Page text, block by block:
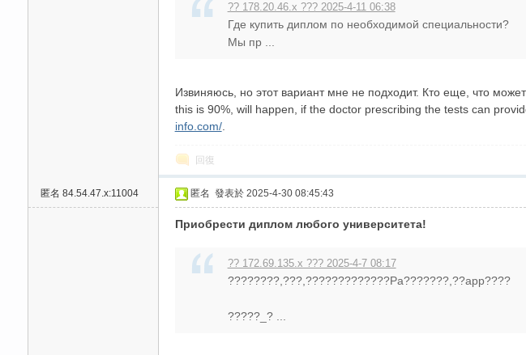
?? 178.20.46.x ??? 2025-4-11 06:38
Где купить диплом по необходимой специальности?
Мы пр ...
Извиняюсь, но этот вариант мне не подходит. Кто еще, что может
this is 90%, will happen, if the doctor prescribing the tests can
info.com/.
回復
匿名 84.54.47.x:11004 匿名 發表於 2025-4-30 08:45:43
Приобрести диплом любого университета!
?? 172.69.135.x ??? 2025-4-7 08:17
????????,???,?????????????Pa???????,??app????
?????_? ...